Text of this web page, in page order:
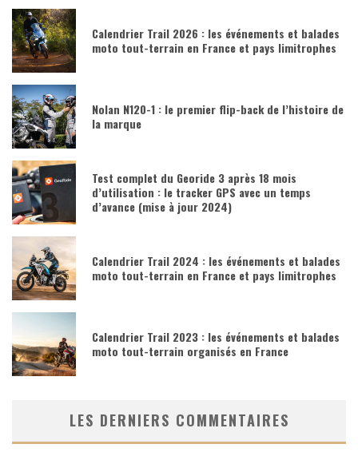
Calendrier Trail 2026 : les événements et balades
moto tout-terrain en France et pays limitrophes
Nolan N120-1 : le premier flip-back de l’histoire de
la marque
Test complet du Georide 3 après 18 mois
d’utilisation : le tracker GPS avec un temps
d’avance (mise à jour 2024)
Calendrier Trail 2024 : les événements et balades
moto tout-terrain en France et pays limitrophes
Calendrier Trail 2023 : les événements et balades
moto tout-terrain organisés en France
LES DERNIERS COMMENTAIRES